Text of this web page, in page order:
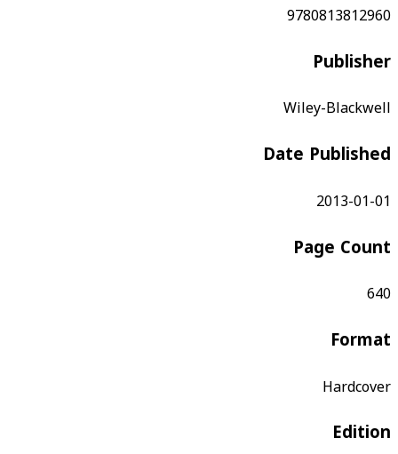
9780813812960
Publisher
Wiley-Blackwell
Date Published
2013-01-01
Page Count
640
Format
Hardcover
Edition